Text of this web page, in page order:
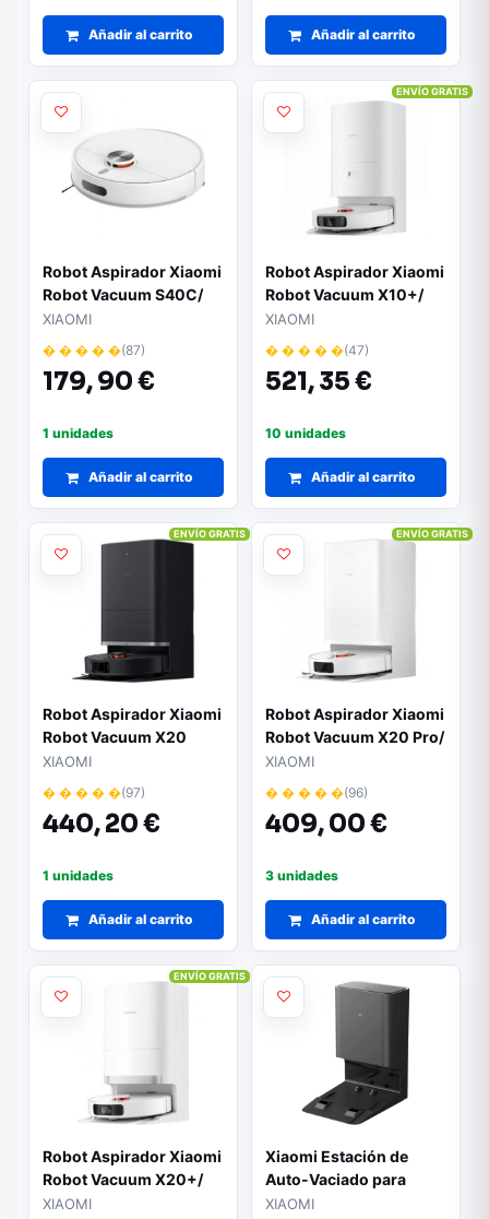
Añadir al carrito Añadir al carrito
Robot Aspirador Xiaomi
Robot Vacuum S40C/
Friegasuelos/ control
por WiFi/ Blanco
XIAOMI
� � � � �(87)
179,90 €
1 unidades
Añadir al carrito
Robot Aspirador Xiaomi
Robot Vacuum X10+/
Friegasuelos/ control
por WiFi/ Blanco
XIAOMI
� � � � �(47)
521,35 €
10 unidades
Añadir al carrito
ENVÍO GRATIS
Robot Aspirador Xiaomi
Robot Vacuum X20
Max/ Friegasuelos/
control por WiFi/ Blanco
XIAOMI
� � � � �(97)
440,20 €
1 unidades
Añadir al carrito
ENVÍO GRATIS
Robot Aspirador Xiaomi
Robot Vacuum X20 Pro/
Friegasuelos/ control
por WiFi/ Blanco
XIAOMI
� � � � �(96)
409,00 €
3 unidades
Añadir al carrito
ENVÍO GRATIS
Robot Aspirador Xiaomi
Robot Vacuum X20+/
Friegasuelos/ control
XIAOMI
ENVÍO GRATIS
Xiaomi Estación de
Auto-Vaciado para
Robot Aspirador Mi
XIAOMI